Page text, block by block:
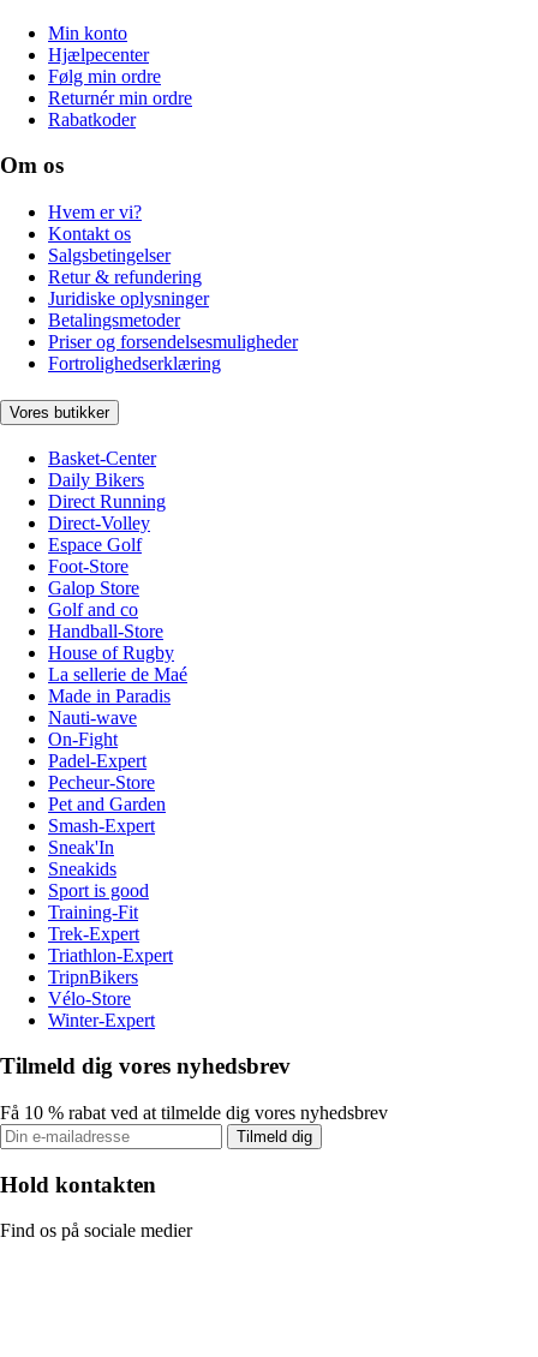
Min konto
Hjælpecenter
Følg min ordre
Returnér min ordre
Rabatkoder
Om os
Hvem er vi?
Kontakt os
Salgsbetingelser
Retur & refundering
Juridiske oplysninger
Betalingsmetoder
Priser og forsendelsesmuligheder
Fortrolighedserklæring
Vores butikker
Basket-Center
Daily Bikers
Direct Running
Direct-Volley
Espace Golf
Foot-Store
Galop Store
Golf and co
Handball-Store
House of Rugby
La sellerie de Maé
Made in Paradis
Nauti-wave
On-Fight
Padel-Expert
Pecheur-Store
Pet and Garden
Smash-Expert
Sneak'In
Sneakids
Sport is good
Training-Fit
Trek-Expert
Triathlon-Expert
TripnBikers
Vélo-Store
Winter-Expert
Tilmeld dig vores nyhedsbrev
Få 10 % rabat ved at tilmelde dig vores nyhedsbrev
Tilmeld dig
Hold kontakten
Find os på sociale medier